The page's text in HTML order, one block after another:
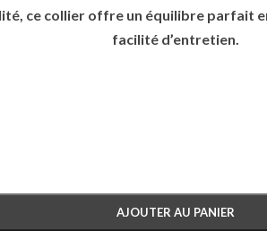
ce collier offre un équilibre parfait
facilité d’entretien.
AJOUTER AU PANIER